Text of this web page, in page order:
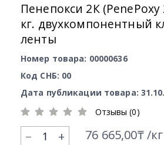
Пенепокси 2К
кг. двухкомпонентный
ленты
Номер товара: 00000636
Код СНБ: 00
Дата публикации товара:
Отзывы (0)
+ 76 665,00₸ /кг